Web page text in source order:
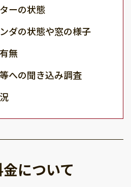
ーの状態
ダの状態や窓の様子
無
への聞き込み調査
について